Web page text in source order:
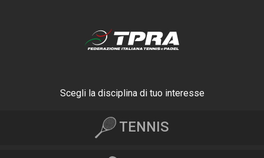
Scegli la disciplina di tuo interesse
TENNIS